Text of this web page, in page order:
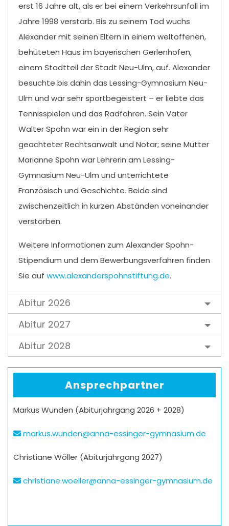
erst 16 Jahre alt, als er bei einem Verkehrsunfall im
Jahre 1998 verstarb. Bis zu seinem Tod wuchs
Alexander mit seinen Eltern in einem weltoffenen,
behüteten Haus im bayerischen Gerlenhofen,
einem Stadtteil der Stadt Neu-Ulm, auf. Alexander
besuchte bis dahin das Lessing-Gymnasium Neu-
Ulm und war sehr sportbegeistert – er liebte das
Tennisspielen und das Radfahren. Sein Vater
Walter Spohn war ein in der Region sehr
geachteter Rechtsanwalt und Notar; seine Mutter
Marianne Spohn war Lehrerin am Lessing-
Gymnasium Neu-Ulm und unterrichtete
Französisch und Geschichte. Beide sind
zwischenzeitlich in kurzen Abständen voneinander
verstorben.
Weitere Informationen zum Alexander Spohn-
Stipendium und dem Bewerbungsverfahren finden
Sie auf www.alexanderspohnstiftung.de.
Abitur 2026
Abitur 2027
Abitur 2028
Ansprechpartner
Markus Wunden (Abiturjahrgang 2026 + 2028)
markus.wunden@anna-essinger-gymnasium.de
Christiane Wöller (Abiturjahrgang 2027)
christiane.woeller@anna-essinger-gymnasium.de